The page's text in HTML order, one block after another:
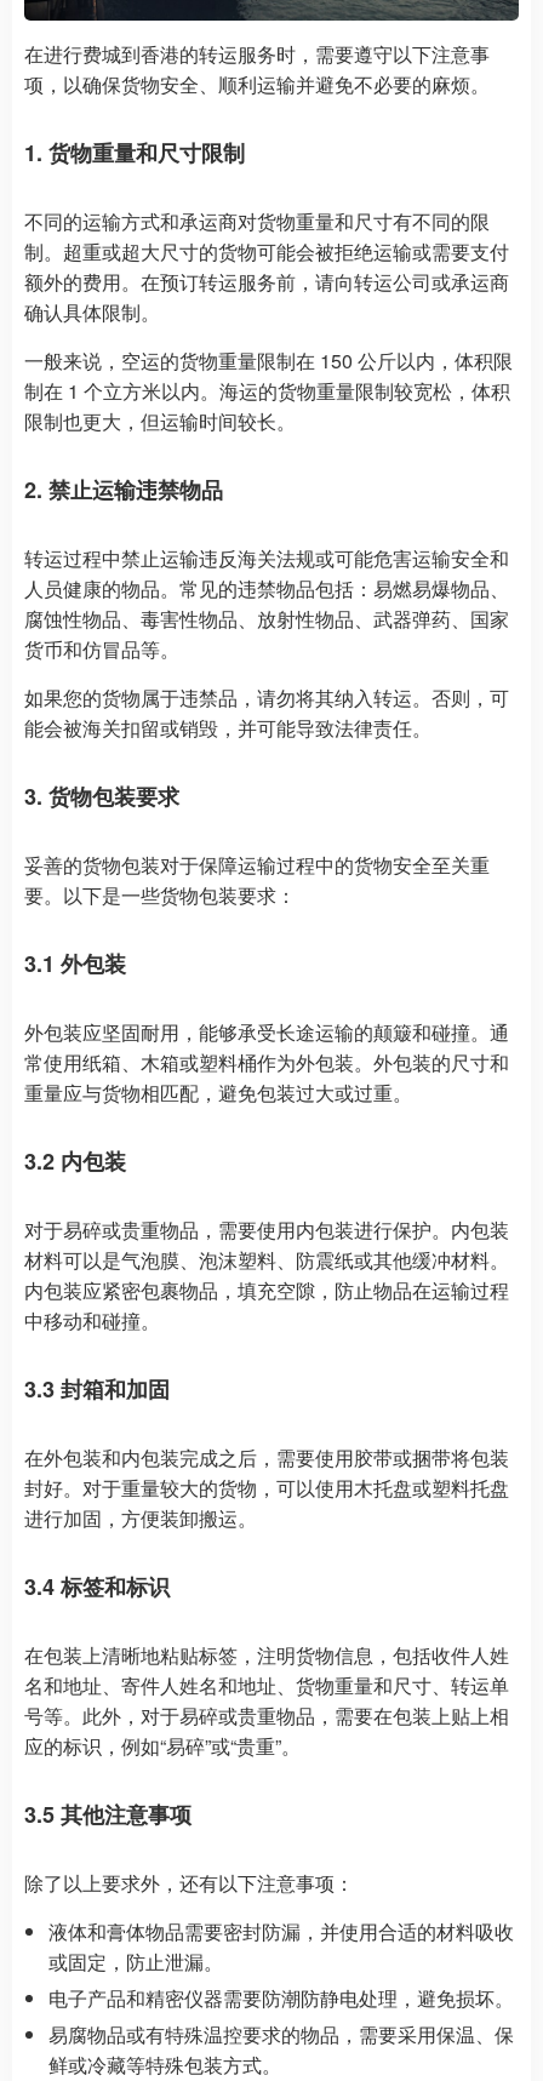
在进行费城到香港的转运服务时，需要遵守以下注意事
项，以确保货物安全、顺利运输并避免不必要的麻烦。
1. 货物重量和尺寸限制
不同的运输方式和承运商对货物重量和尺寸有不同的限
制。超重或超大尺寸的货物可能会被拒绝运输或需要支付
额外的费用。在预订转运服务前，请向转运公司或承运商
确认具体限制。
一般来说，空运的货物重量限制在 150 公斤以内，体积限
制在 1 个立方米以内。海运的货物重量限制较宽松，体积
限制也更大，但运输时间较长。
2. 禁止运输违禁物品
转运过程中禁止运输违反海关法规或可能危害运输安全和
人员健康的物品。常见的违禁物品包括：易燃易爆物品、
腐蚀性物品、毒害性物品、放射性物品、武器弹药、国家
货币和仿冒品等。
如果您的货物属于违禁品，请勿将其纳入转运。否则，可
能会被海关扣留或销毁，并可能导致法律责任。
3. 货物包装要求
妥善的货物包装对于保障运输过程中的货物安全至关重
要。以下是一些货物包装要求：
3.1 外包装
外包装应坚固耐用，能够承受长途运输的颠簸和碰撞。通
常使用纸箱、木箱或塑料桶作为外包装。外包装的尺寸和
重量应与货物相匹配，避免包装过大或过重。
3.2 内包装
对于易碎或贵重物品，需要使用内包装进行保护。内包装
材料可以是气泡膜、泡沫塑料、防震纸或其他缓冲材料。
内包装应紧密包裹物品，填充空隙，防止物品在运输过程
中移动和碰撞。
3.3 封箱和加固
在外包装和内包装完成之后，需要使用胶带或捆带将包装
封好。对于重量较大的货物，可以使用木托盘或塑料托盘
进行加固，方便装卸搬运。
3.4 标签和标识
在包装上清晰地粘贴标签，注明货物信息，包括收件人姓
名和地址、寄件人姓名和地址、货物重量和尺寸、转运单
号等。此外，对于易碎或贵重物品，需要在包装上贴上相
应的标识，例如“易碎”或“贵重”。
3.5 其他注意事项
除了以上要求外，还有以下注意事项：
液体和膏体物品需要密封防漏，并使用合适的材料吸收
或固定，防止泄漏。
电子产品和精密仪器需要防潮防静电处理，避免损坏。
易腐物品或有特殊温控要求的物品，需要采用保温、保
鲜或冷藏等特殊包装方式。